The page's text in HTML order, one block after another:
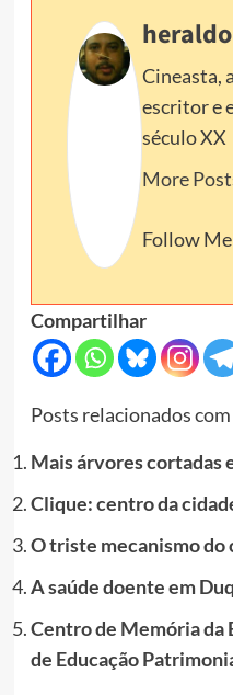
Cineasta,
escritor e
século XX
More
Follow
Compartilhar
Posts relacionados
Mais árvores cortadas
Clique: centro da
O triste mecanismo
A saúde doente em
Centro de Memória da
de Educação